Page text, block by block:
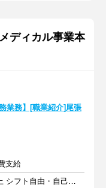
ディカル事業本
業務】[職業紹介]尾張
支給
週4日以上 1日2時間以上 シフト自由・自己申告